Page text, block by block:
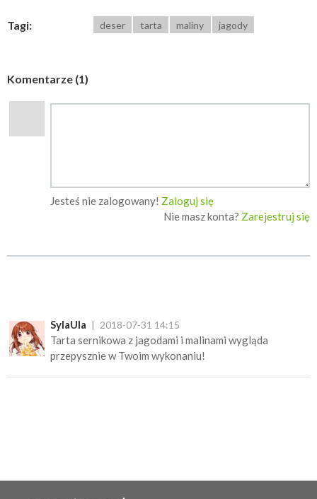
Tagi: deser tarta maliny jagody
Komentarze (1)
Jesteś nie zalogowany! Zaloguj się
Nie masz konta? Zarejestruj się
SylaUla 2018-07-31 14:15
Tarta sernikowa z jagodami i malinami wygląda
przepysznie w Twoim wykonaniu!